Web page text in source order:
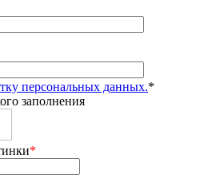
персональных данных.*
заполнения
*